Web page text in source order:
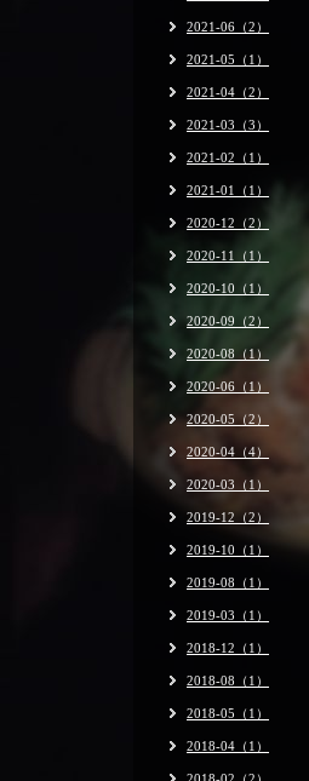
2021-06（2）
2021-05（1）
2021-04（2）
2021-03（3）
2021-02（1）
2021-01（1）
2020-12（2）
2020-11（1）
2020-10（1）
2020-09（2）
2020-08（1）
2020-06（1）
2020-05（2）
2020-04（4）
2020-03（1）
2019-12（2）
2019-10（1）
2019-08（1）
2019-03（1）
2018-12（1）
2018-08（1）
2018-05（1）
2018-04（1）